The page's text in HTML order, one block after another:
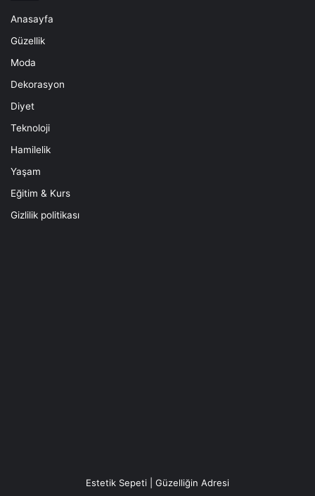
Anasayfa
Güzellik
Moda
Dekorasyon
Diyet
Teknoloji
Hamilelik
Yaşam
Eğitim & Kurs
Gizlilik politikası
Estetik Sepeti | Güzelliğin Adresi